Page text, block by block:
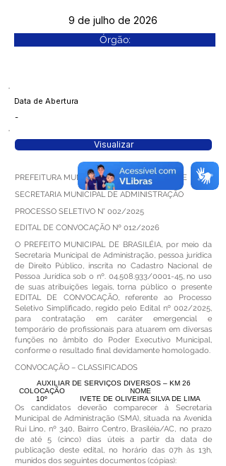
9 de julho de 2026
Órgão:
Data de Abertura
-
Visualizar
PREFEITURA MUNICIPAL DE BRASILÉIA – ACRE
SECRETARIA MUNICIPAL DE ADMINISTRAÇÃO
PROCESSO SELETIVO N° 002/2025
EDITAL DE CONVOCAÇÃO Nº 012/2026
O PREFEITO MUNICIPAL DE BRASILÉIA, por meio da
Secretaria Municipal de Administração, pessoa jurídica
de Direito Público, inscrita no Cadastro Nacional de
Pessoa Jurídica sob o nº. 04.508.933/0001-45, no uso
de suas atribuições legais, torna público o presente
EDITAL DE CONVOCAÇÃO, referente ao Processo
Seletivo Simplificado, regido pelo Edital nº 002/2025,
para contratação em caráter emergencial e
temporário de profissionais para atuarem em diversas
funções no âmbito do Poder Executivo Municipal,
conforme o resultado final devidamente homologado.
CONVOCAÇÃO – CLASSIFICADOS
AUXILIAR DE SERVIÇOS DIVERSOS – KM 26
COLOCAÇÃO
NOME
10º
IVETE DE OLIVEIRA SILVA DE LIMA
Os candidatos deverão comparecer à Secretaria
Municipal de Administração (SMA), situada na Avenida
Rui Lino, nº 340, Bairro Centro, Brasiléia/AC, no prazo
de até 5 (cinco) dias úteis a partir da data de
publicação deste edital, no horário das 07h às 13h,
munidos dos seguintes documentos (cópias):